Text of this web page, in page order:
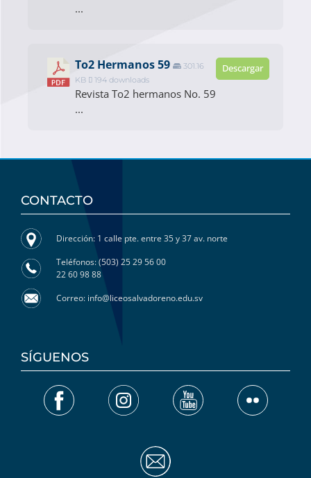
...
To2 Hermanos 59
301.16
KB
194 downloads
Revista To2 hermanos No. 59
...
Descargar
CONTACTO
Dirección: 1 calle pte. entre 35 y 37 av. norte
Teléfonos: (503) 25 29 56 00
22 60 98 88
Correo: info@liceosalvadoreno.edu.sv
SÍGUENOS